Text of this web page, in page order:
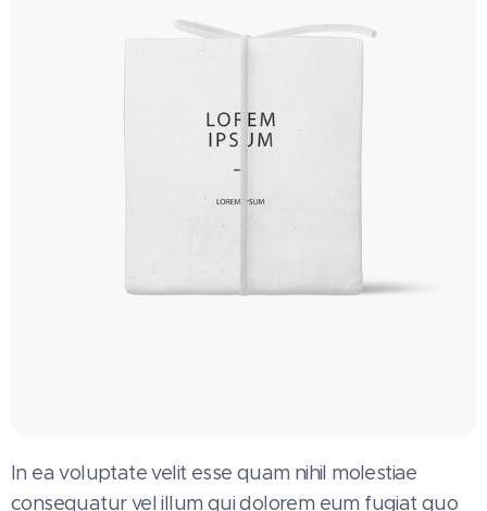
In ea voluptate velit esse quam nihil molestiae
consequatur vel illum qui dolorem eum fugiat quo